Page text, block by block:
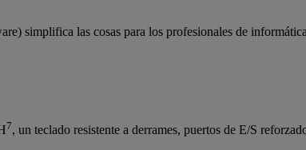
simplifica las cosas para los profesionales de
7, un teclado resistente a derrames, puertos de E/S